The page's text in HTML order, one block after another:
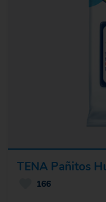
TENA Pañitos
166